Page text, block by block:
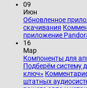
09
Июн
Обновленное
скачивания
приложение
16
Мар
Компоненты для
Подберём систему
ключ»
штатных